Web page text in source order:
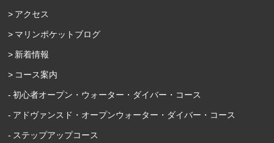
アクセス
マリンポケットブログ
新着情報
コース案内
初心者オープン・ウォーター・ダイバー・コース
アドヴァンスド・オープンウォーター・ダイバー・コース
ステップアップコース